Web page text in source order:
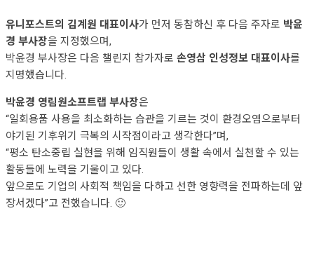
유니포스트의 김계원 대표이사가 먼저 동참하신 후 다음 주자로 박윤
경 부사장을 지정했으며,
박윤경 부사장은 다음 챌린지 참가자로 손영삼 인성정보 대표이사를
지명했습니다.
박윤경 영림원소프트랩 부사장은
“일회용품 사용을 최소화하는 습관을 기르는 것이 환경오염으로부터
야기된 기후위기 극복의 시작점이라고 생각한다”며,
“평소 탄소중립 실현을 위해 임직원들이 생활 속에서 실천할 수 있는
활동들에 노력을 기울이고 있다.
앞으로도 기업의 사회적 책임을 다하고 선한 영향력을 전파하는데 앞
장서겠다”고 전했습니다. 🙂